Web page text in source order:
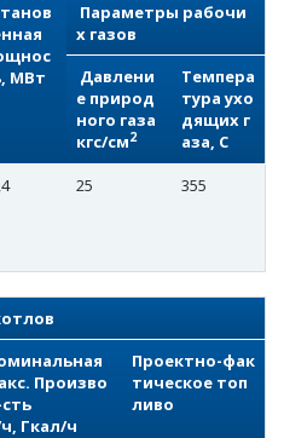
МВт
Параметры рабочи
х газов
Давлени
е природ
ного газа
кгс/см2
Темпера
тура ухо
дящих г
аза, С
25 355
Произво
Гкал/ч
Проектно-фак
тическое топ
ливо